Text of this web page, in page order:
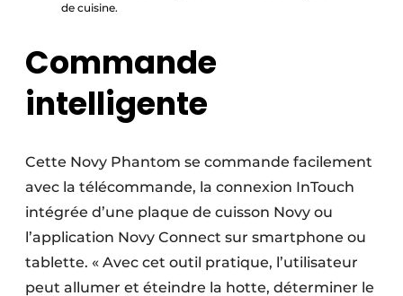
de cuisine.
Commande
intelligente
Cette Novy Phantom se commande facilement
avec la télécommande, la connexion InTouch
intégrée d’une plaque de cuisson Novy ou
l’application Novy Connect sur smartphone ou
tablette. « Avec cet outil pratique, l’utilisateur
peut allumer et éteindre la hotte, déterminer le